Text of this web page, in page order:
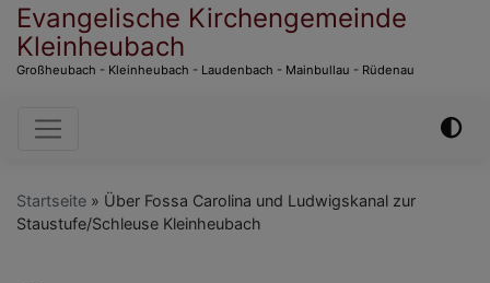
Evangelische Kirchengemeinde
Kleinheubach
Großheubach - Kleinheubach - Laudenbach - Mainbullau - Rüdenau
Hauptnavigation
Startseite
Über Fossa Carolina und Ludwigskanal zur
Staustufe/Schleuse Kleinheubach